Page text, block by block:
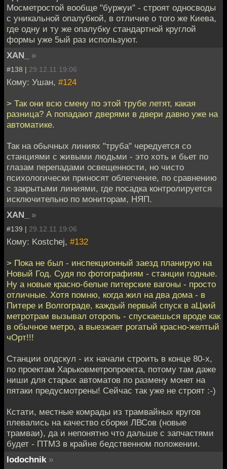
Мосметростой вообще "буржуи" - строят односводы
с уникальной опалубкой, в отличие о того же Киева,
где одну и ту же опалубку стандартной круглой
формы уже 5ый раз используют.
XAN_
»
#138 | 29.12.11 19:06
Кому: Ушан, #124
> Так они всю смену по этой трубе летят, какая
разница? А попадают дверями в двери давно уже на
автоматике.
Так на обычных линиях "труба" чередуется со
станциями с живыми людьми - это хоть и бьет по
глазам перепадами освещенности, но чисто
психологически приносят облегчение, по сравнению
с закрытыми линиями, где посадка контролируется
исключительно по мониторам, НЯП.
XAN_
»
#139 | 29.12.11 19:06
Кому: Kostchej, #132
> Пока не был - инспекционный заезд планирую на
Новый Год. Судя по фотографиям - станции годные.
Ну а новые красно-белые питерские вагоны - просто
отличные. Хотя помню, когда жил на два дома - в
Питере и Волгограде, каждый первый спуск в аЦкий
метротрам вызывал оторопь - спускаешься вроде как
в обычное метро, а выезжает рогатый красно-желтый
чОрт!!!
Станции олдскул - их начали строить в конце 80-х,
по проектам Харьковметропроекта, потому там даже
ниши для старых автоматов по размену монет на
пятаки предусмотрены! Сейчас так уже не строят :-)
Кстати, местные комрады из трамвайных кругов
плевались на качество сборки ЛВСов (новые
трамваи), да и непонятно что дальше с запчастями
будет - ПТМЗ в крайне бедственном положении.
lodochnik »